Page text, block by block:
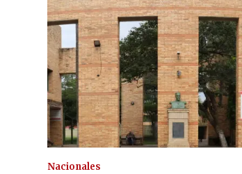
Nacionales